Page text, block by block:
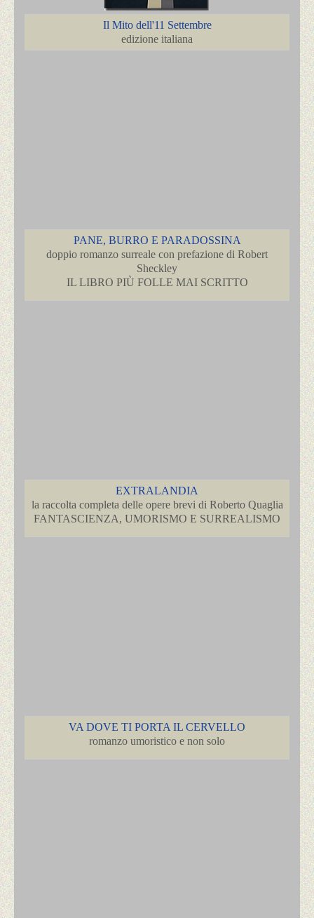
Il Mito dell'11 Settembre
edizione italiana
PANE, BURRO E PARADOSSINA
doppio romanzo surreale con prefazione di Robert
Sheckley
IL LIBRO PIÙ FOLLE MAI SCRITTO
EXTRALANDIA
la raccolta completa delle opere brevi di Roberto Quaglia
FANTASCIENZA, UMORISMO E SURREALISMO
VA DOVE TI PORTA IL CERVELLO
romanzo umoristico e non solo